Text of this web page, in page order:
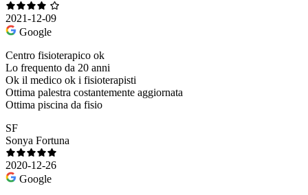
2021-12-09
Google
Centro fisioterapico ok
Lo frequento da 20 anni
Ok il medico ok i fisioterapisti
Ottima palestra costantemente aggiornata
Ottima piscina da fisio
SF
Sonya Fortuna
2020-12-26
Google